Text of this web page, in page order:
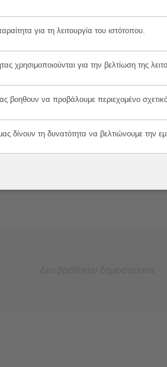
για τη λειτουργία του ιστότοπου.
χρησιμοποιούνται για την βελτίωση της
βοηθουν να προβάλουμε περιεχομένο
δίνουν τη δυνατότητα να βελτιώνουμε την